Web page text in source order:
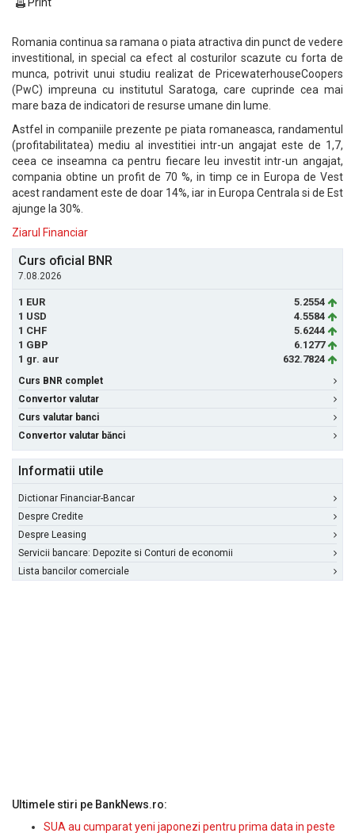
Romania continua sa ramana o piata atractiva din punct de vedere
investitional, in special ca efect al costurilor scazute cu forta de
munca, potrivit unui studiu realizat de PricewaterhouseCoopers
(PwC) impreuna cu institutul Saratoga, care cuprinde cea mai
mare baza de indicatori de resurse umane din lume.
Astfel in companiile prezente pe piata romaneasca, randamentul
(profitabilitatea) mediu al investitiei intr-un angajat este de 1,7,
ceea ce inseamna ca pentru fiecare leu investit intr-un angajat,
compania obtine un profit de 70 %, in timp ce in Europa de Vest
acest randament este de doar 14%, iar in Europa Centrala si de Est
ajunge la 30%.
Ziarul Financiar
Curs oficial BNR
7.08.2026
1 EUR
5.2554
1 USD
4.5584
1 CHF
5.6244
1 GBP
6.1277
1 gr. aur
632.7824
Curs BNR complet
Convertor valutar
Curs valutar banci
Convertor valutar bănci
Informatii utile
Dictionar Financiar-Bancar
Despre Credite
Despre Leasing
Servicii bancare: Depozite si Conturi de economii
Lista bancilor comerciale
Ultimele stiri pe BankNews.ro:
SUA au cumparat yeni japonezi pentru prima data in peste